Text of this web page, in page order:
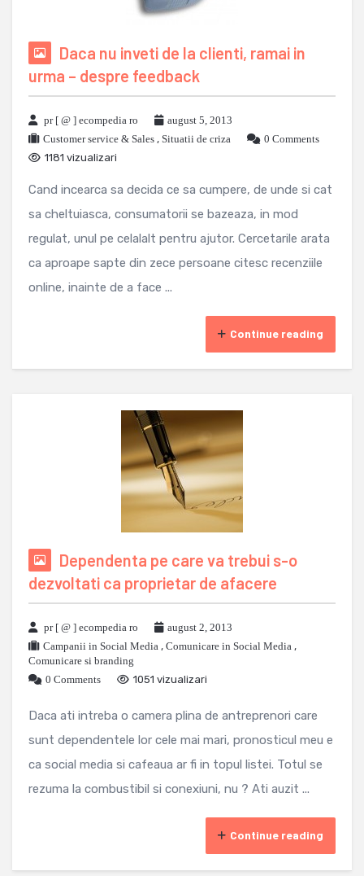
Daca nu inveti de la clienti, ramai in
urma – despre feedback
pr [ @ ] ecompedia ro
august 5, 2013
Customer service & Sales , Situatii de criza
0 Comments
1181 vizualizari
Cand incearca sa decida ce sa cumpere, de unde si cat
sa cheltuiasca, consumatorii se bazeaza, in mod
regulat, unul pe celalalt pentru ajutor. Cercetarile arata
ca aproape sapte din zece persoane citesc recenziile
online, inainte de a face ...
Continue reading
Dependenta pe care va trebui s-o
dezvoltati ca proprietar de afacere
pr [ @ ] ecompedia ro
august 2, 2013
Campanii in Social Media , Comunicare in Social Media ,
Comunicare si branding
0 Comments
1051 vizualizari
Daca ati intreba o camera plina de antreprenori care
sunt dependentele lor cele mai mari, pronosticul meu e
ca social media si cafeaua ar fi in topul listei. Totul se
rezuma la combustibil si conexiuni, nu ? Ati auzit ...
Continue reading